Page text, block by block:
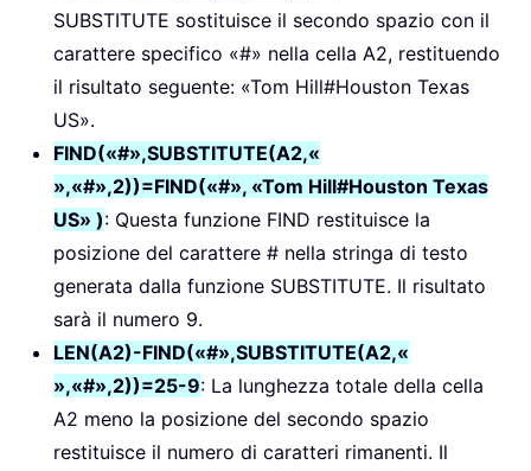
SUBSTITUTE sostituisce il secondo spazio con il
carattere specifico «#» nella cella A2, restituendo
il risultato seguente: «Tom Hill#Houston Texas
US».
FIND(«#»,SUBSTITUTE(A2,«
»,«#»,2))=FIND(«#», «Tom Hill#Houston Texas
US» ): Questa funzione FIND restituisce la
posizione del carattere # nella stringa di testo
generata dalla funzione SUBSTITUTE. Il risultato
sarà il numero 9.
LEN(A2)-FIND(«#»,SUBSTITUTE(A2,«
»,«#»,2))=25-9: La lunghezza totale della cella
A2 meno la posizione del secondo spazio
restituisce il numero di caratteri rimanenti. Il